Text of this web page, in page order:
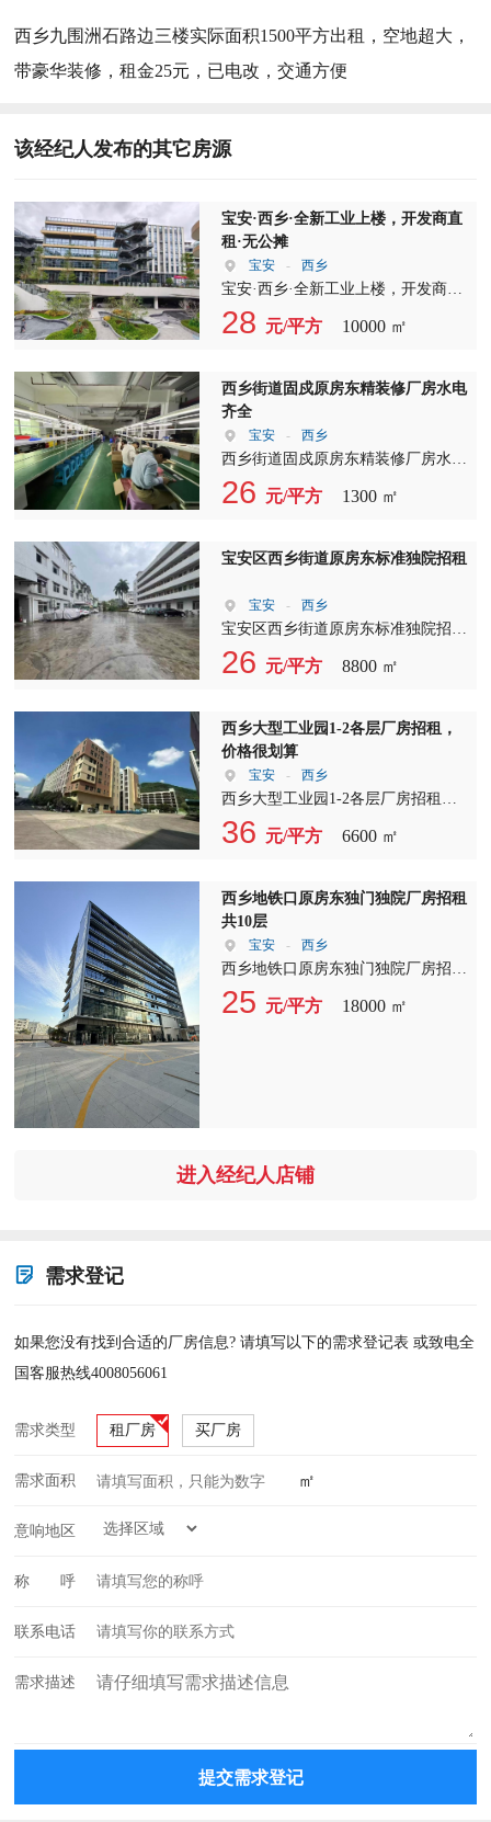
西乡九围洲石路边三楼实际面积1500平方出租，空地超大，
带豪华装修，租金25元，已电改，交通方便
该经纪人发布的其它房源
宝安·西乡·全新工业上楼，开发商直
租·无公摊
宝安 - 西乡
宝安·西乡·全新工业上楼，开发商直
租·无公摊 一共7栋，独栋面积10000
平，单层面积2000平，三吨货梯，两
施，海陆空都交通便利！机场十分钟
到达，深中通道沿江高速就在旁边，
适合企业总部、Ai、办公电商、生产
等企业！
28 元/平方 10000 ㎡
西乡街道固戍原房东精装修厂房水电
齐全
宝安 - 西乡
西乡街道固戍原房东精装修厂房水电
齐全，配套设施完善，精装修设计，
面积1300平方米。
26 元/平方 1300 ㎡
宝安区西乡街道原房东标准独院招租
宝安 - 西乡
宝安区西乡街道原房东标准独院招租
厂房总面积：8800 平方，优先整租
独立变压器 400千瓦，适合：机械，
电商，制衣，办公贸易，直播，组装
等各无污染行业！
26 元/平方 8800 ㎡
西乡大型工业园1-2各层厂房招租，
价格很划算
宝安 - 西乡
西乡大型工业园1-2各层厂房招租，
价格很划算 面积：单层3300平，1楼
租45，楼上租25元，双面采光，带消
卸货平台，重工业厂房
36 元/平方 6600 ㎡
西乡地铁口原房东独门独院厂房招租
共10层
宝安 - 西乡
西乡地铁口原房东独门独院厂房招租
共10层，货梯2部2吨，单层1800平，
宿舍8层共800平米。
25 元/平方 18000 ㎡
进入经纪人店铺
需求登记
如果您没有找到合适的厂房信息? 请填写以下的需求登记表 或致电全
国客服热线4008056061
需求类型 租厂房 买厂房
需求面积 ㎡
意响地区
称 呼
联系电话
需求描述